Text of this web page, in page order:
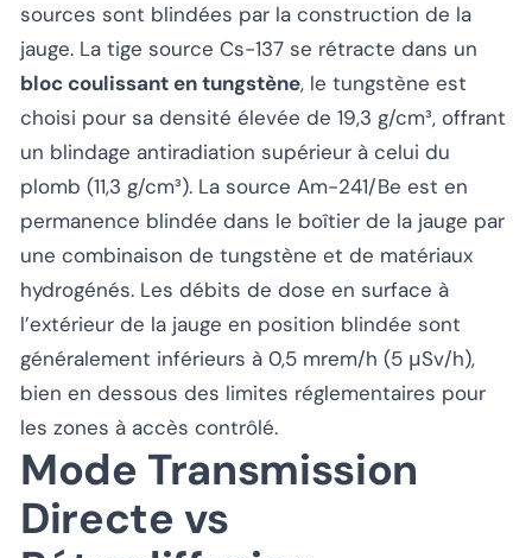
sources sont blindées par la construction de la
jauge. La tige source Cs-137 se rétracte dans un
bloc coulissant en tungstène, le tungstène est
choisi pour sa densité élevée de 19,3 g/cm³, offrant
un blindage antiradiation supérieur à celui du
plomb (11,3 g/cm³). La source Am-241/Be est en
permanence blindée dans le boîtier de la jauge par
une combinaison de tungstène et de matériaux
hydrogénés. Les débits de dose en surface à
l’extérieur de la jauge en position blindée sont
généralement inférieurs à 0,5 mrem/h (5 μSv/h),
bien en dessous des limites réglementaires pour
les zones à accès contrôlé.
Mode Transmission
Directe vs